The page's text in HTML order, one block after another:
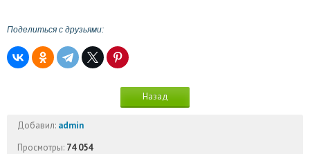
Поделиться с друзьями:
Назад
Добавил: admin
Просмотры: 74 054